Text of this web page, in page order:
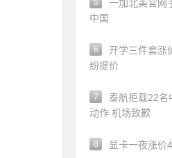
5
一加北美官网
中国
6
开学三件套涨
纷提价
7
泰航拒载22名
动作 机场致歉
8 显卡一夜涨价